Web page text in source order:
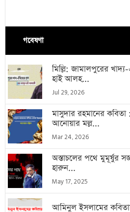
গবেষণা
মিল্লি: জামালপুরের
হাই আলহ...
Jul 29, 2026
মাসুদার রহমানের কবিতা
আনোয়ার মল্ল...
Mar 24, 2026
অস্তাচলের পথে মুমূর্ষুর
হারুন...
May 17, 2025
আমিনুল ইসলামের